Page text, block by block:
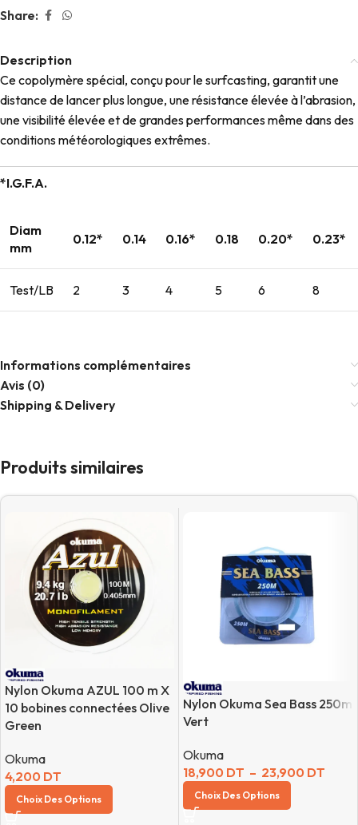
Share:
Description
Ce copolymère spécial, conçu pour le surfcasting, garantit une
distance de lancer plus longue, une résistance élevée à l’abrasion,
une visibilité élevée et de grandes performances même dans des
conditions météorologiques extrêmes.
*I.G.F.A.
Diam
mm
0.12* 0.14 0.16* 0.18 0.20* 0.23*
Test/LB 2 3 4 5 6 8
Informations complémentaires
Avis (0)
Shipping & Delivery
Produits similaires
Nylon Okuma AZUL 100 m X
10 bobines connectées Olive
Green
Okuma
4,200 DT
Choix Des Options
Nylon Okuma Sea Bass 250m
Vert
Okuma
18,900 DT – 23,900 DT
Choix Des Options